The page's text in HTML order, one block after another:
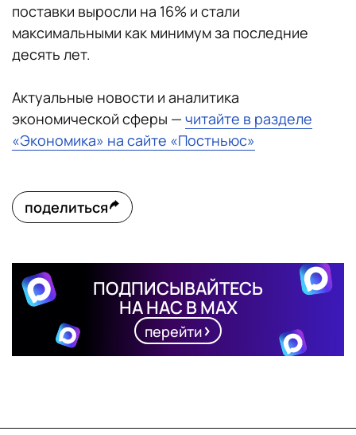
поставки выросли на 16% и стали
максимальными как минимум за последние
десять лет.
Актуальные новости и аналитика
экономической сферы — читайте в разделе
«Экономика» на сайте «Постньюс»
поделиться
ПОДПИСЫВАЙТЕСЬ
НА НАС В MAX
перейти